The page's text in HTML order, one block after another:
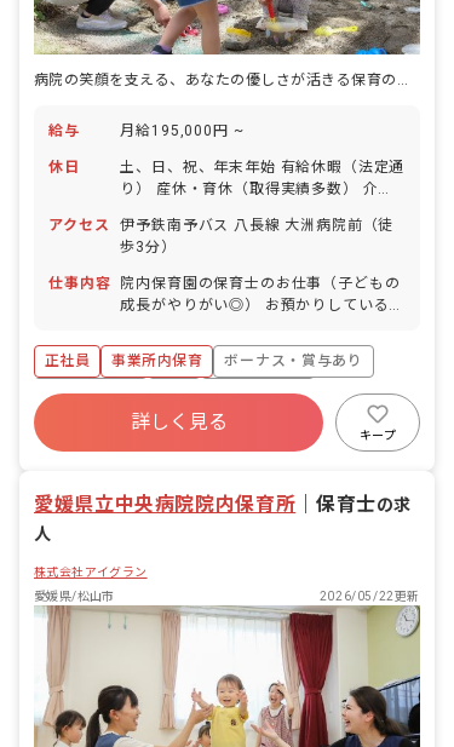
病院の笑顔を支える、あなたの優しさが活きる保育の舞台
給与 月給195,000円 ~
休日
土、日、祝、年末年始 有給休暇（法定通
り） 産休・育休（取得実績多数） 介護
アクセス
伊予鉄南予バス 八長線 大洲病院前（徒
歩3分）
仕事内容
院内保育園の保育士のお仕事（子どもの
成長がやりがい◎） お預かりしている子
食事・睡眠・排泄・清潔・衣類の着脱等
・集団生活を通じた社会性の装着 ・行事
の計画・実行、お知らせの作成
正社員 事業所内保育
ボーナス・賞与あり
社会保険完備
有給
福利厚生充実
昇給昇進あり
産休育休制度
詳しく見る
キープ
愛媛県立中央病院院内保育所 保育士の求
人
株式会社アイグラン
愛媛県/松山市
2026/05/22更新